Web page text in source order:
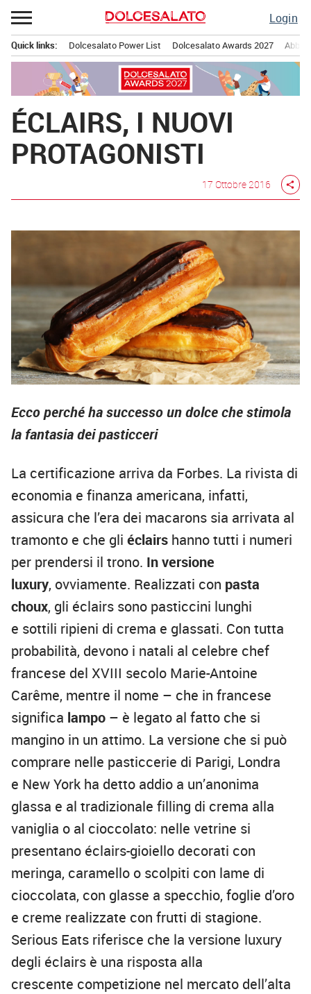
Passa
al
contenuto
Login
principale
Quick links: Dolcesalato Power List Dolcesalato Awards 2027
ÉCLAIRS, I NUOVI
PROTAGONISTI
17 Ottobre 2016 share
Ecco perché ha successo un dolce che stimola
la fantasia dei pasticceri
La certificazione arriva da Forbes. La rivista di
economia e finanza americana, infatti,
assicura che l’era dei macarons sia arrivata al
tramonto e che gli éclairs hanno tutti i numeri
per prendersi il trono. In versione
luxury, ovviamente. Realizzati con pasta
choux, gli éclairs sono pasticcini lunghi
e sottili ripieni di crema e glassati. Con tutta
probabilità, devono i natali al celebre chef
francese del XVIII secolo Marie-Antoine
Carême, mentre il nome – che in francese
significa lampo – è legato al fatto che si
mangino in un attimo. La versione che si può
comprare nelle pasticcerie di Parigi, Londra
e New York ha detto addio a un’anonima
glassa e al tradizionale filling di crema alla
vaniglia o al cioccolato: nelle vetrine si
presentano éclairs-gioiello decorati con
meringa, caramello o scolpiti con lame di
cioccolata, con glasse a specchio, foglie d’oro
e creme realizzate con frutti di stagione.
Serious Eats riferisce che la versione luxury
degli éclairs è una risposta alla
crescente competizione nel mercato dell’alta